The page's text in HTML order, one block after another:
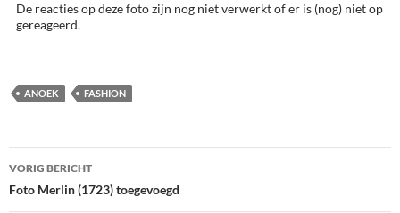
De reacties op deze foto zijn nog niet verwerkt of er is (nog) niet op
gereageerd.
ANOEK FASHION
Bericht
navigatie
VORIG BERICHT
Foto Merlin (1723) toegevoegd